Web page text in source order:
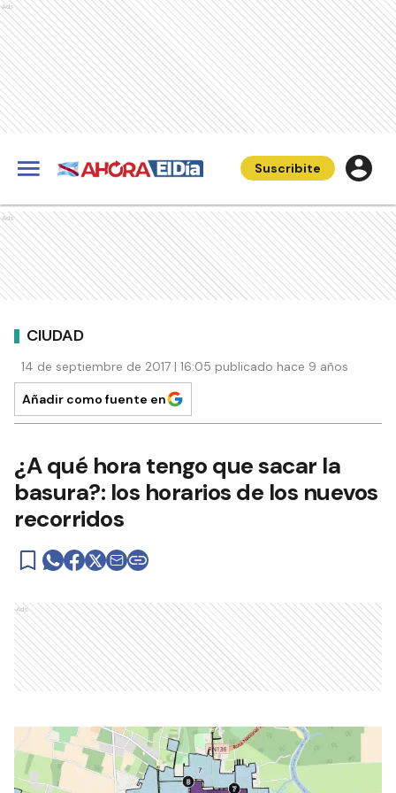
Ads
Suscribite
Ads
CIUDAD
14 de septiembre de 2017 | 16:05 publicado hace 9 años
Añadir como fuente en
¿A qué hora tengo que sacar la
basura?: los horarios de los nuevos
recorridos
Ads